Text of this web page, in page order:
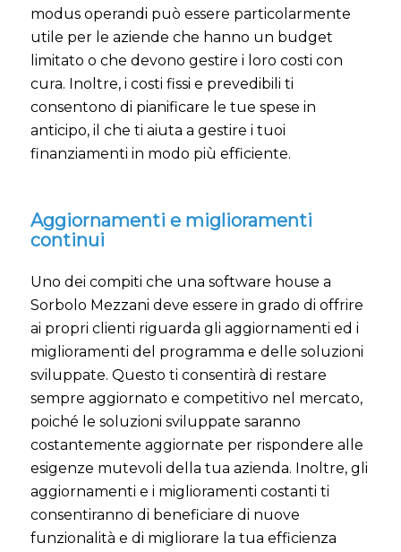
modus operandi può essere particolarmente
utile per le aziende che hanno un budget
limitato o che devono gestire i loro costi con
cura. Inoltre, i costi fissi e prevedibili ti
consentono di pianificare le tue spese in
anticipo, il che ti aiuta a gestire i tuoi
finanziamenti in modo più efficiente.
Aggiornamenti e miglioramenti
continui
Uno dei compiti che una software house a
Sorbolo Mezzani deve essere in grado di offrire
ai propri clienti riguarda gli aggiornamenti ed i
miglioramenti del programma e delle soluzioni
sviluppate. Questo ti consentirà di restare
sempre aggiornato e competitivo nel mercato,
poiché le soluzioni sviluppate saranno
costantemente aggiornate per rispondere alle
esigenze mutevoli della tua azienda. Inoltre, gli
aggiornamenti e i miglioramenti costanti ti
consentiranno di beneficiare di nuove
funzionalità e di migliorare la tua efficienza